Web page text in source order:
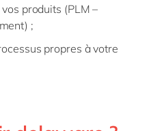
produits (PLM –
;
propres à votre